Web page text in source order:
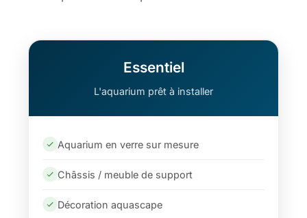
Essentiel
L'aquarium prêt à installer
Aquarium en verre sur mesure
Châssis / meuble de support
Décoration aquascape